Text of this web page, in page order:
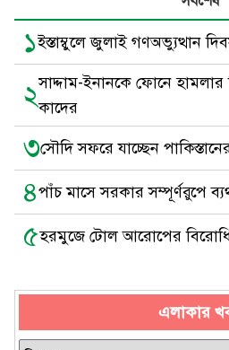
১ইস্তাম্বুলে জুলাই গণঅভ্যুত্থান
২সাদ্দাম-ইনানকে ফোনে হামলার
কাদের
৩সৌদি সফরে যাচ্ছেন পাকিস্তানের
৪পাঁচ মাসে সরকার সম্পূর্ণরুপে
৫হরমুজে টোল আরোপের
এলাকার